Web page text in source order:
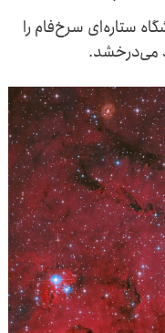
ستاره‌ای سرخ‌فام را
می‌درخشد.